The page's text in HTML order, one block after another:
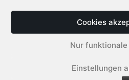
Cookies
Nur funktionale
Einstellungen
DATENSCHUTZ
© 2026 Holger Rüdel